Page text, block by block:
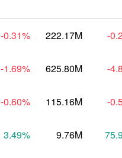
-0.31% 222.17M -
-1.69% 625.80M -
-0.60% 115.16M -
3.49% 9.76M